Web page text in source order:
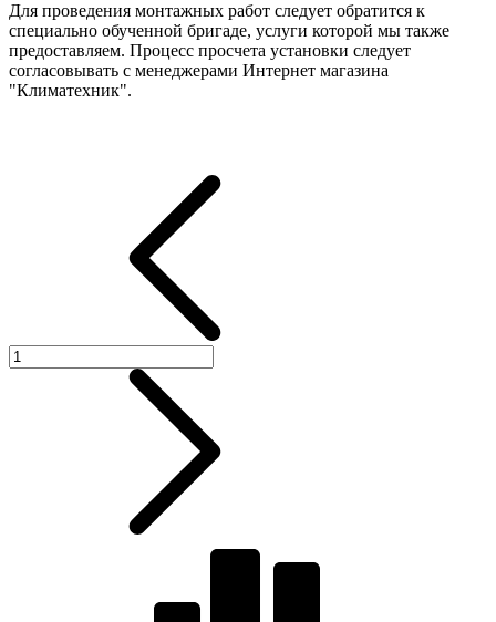
Для проведения монтажных работ следует обратится к
специально обученной бригаде, услуги которой мы также
предоставляем. Процесс просчета установки следует
согласовывать с менеджерами Интернет магазина
"Климатехник".